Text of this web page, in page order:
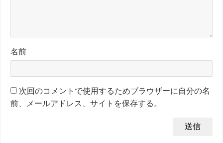
名前
次回のコメントで使用するためブラウザーに自分の名
前、メールアドレス、サイトを保存する。